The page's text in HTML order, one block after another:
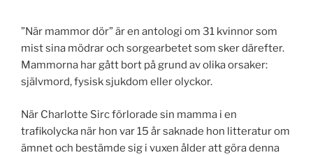
”När mammor dör” är en antologi om 31 kvinnor som
mist sina mödrar och sorgearbetet som sker därefter.
Mammorna har gått bort på grund av olika orsaker:
självmord, fysisk sjukdom eller olyckor.
När Charlotte Sirc förlorade sin mamma i en
trafikolycka när hon var 15 år saknade hon litteratur om
ämnet och bestämde sig i vuxen ålder att göra denna